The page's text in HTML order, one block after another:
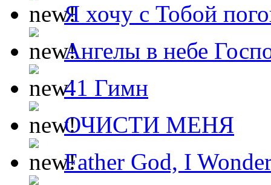
Я хочу с Тобой
Ангелы в небе
41 Гимн
ОЧИСТИ МЕНЯ
Father God, I